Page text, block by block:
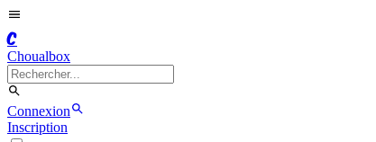
C
Choualbox
Connexion
Inscription